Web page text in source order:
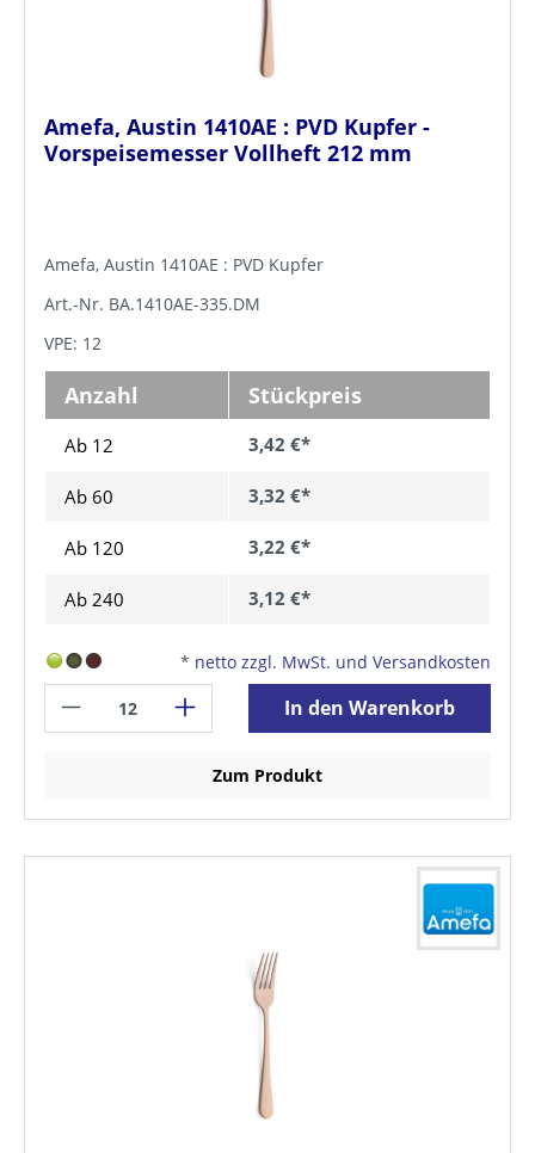
Amefa, Austin 1410AE : PVD Kupfer -
Vorspeisemesser Vollheft 212 mm
Amefa, Austin 1410AE : PVD Kupfer
Art.-Nr. BA.1410AE-335.DM
VPE: 12
Anzahl Stückpreis
Ab 12 3,42 €*
Ab 60 3,32 €*
Ab 120 3,22 €*
Ab 240 3,12 €*
* netto zzgl. MwSt. und Versandkosten
In den Warenkorb
Zum Produkt